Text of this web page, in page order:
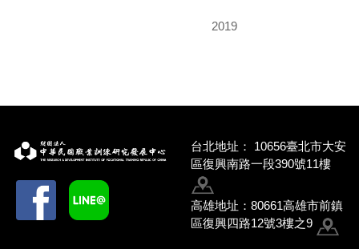
2019
台北地址：
10656臺北市大安
區復興南路一段390號11樓
高雄地址：80661高雄市前鎮
區復興四路12號3樓之9